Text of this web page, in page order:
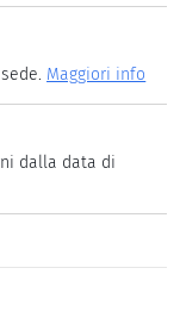
Maggiori info
dalla data di